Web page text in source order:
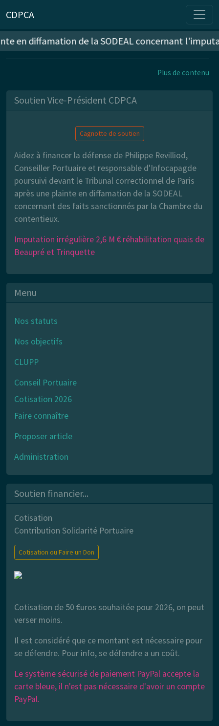
CDPCA
diffamation de la SODEAL concernant
Plus de contenu
Soutien Vice-Président CDPCA
Cagnotte de soutien
Aidez à financer la défense de Philippe Revilliod,
Conseiller Portuaire et responsable d'Infocapagde
poursuivi devant le Tribunal correctionnel de Paris
après une plainte en diffamation de la SODEAL
concernant des faits sanctionnés par la Chambre du
contentieux.
Imputation irrégulière 2,6 M € réhabilitation quais de
Beaupré et Trinquette
Menu
Nos statuts
Nos objectifs
CLUPP
Conseil Portuaire
Cotisation 2026
Faire connaître
Proposer article
Administration
Soutien financier...
Cotisation
Contribution Solidarité Portuaire
Cotisation ou Faire un Don
Cotisation de 50 €uros souhaitée pour 2026, on peut
verser moins.
Il est considéré que ce montant est nécessaire pour
se défendre. Pour info, se défendre a un coût.
Le système sécurisé de paiement PayPal accepte la
carte bleue, il n'est pas nécessaire d'avoir un compte
PayPal.